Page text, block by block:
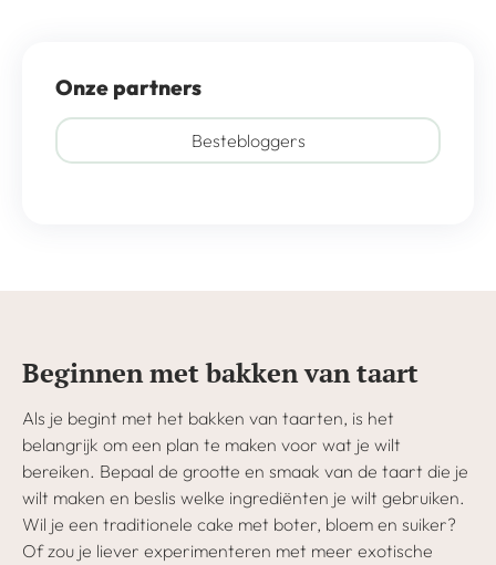
Onze partners
Bestebloggers
Beginnen met bakken van taart
Als je begint met het bakken van taarten, is het
belangrijk om een plan te maken voor wat je wilt
bereiken. Bepaal de grootte en smaak van de taart die je
wilt maken en beslis welke ingrediënten je wilt gebruiken.
Wil je een traditionele cake met boter, bloem en suiker?
Of zou je liever experimenteren met meer exotische